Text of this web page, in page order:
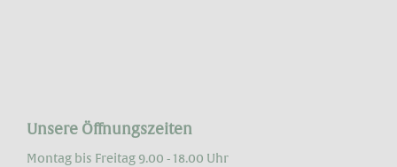
Unsere Öffnungszeiten
Montag bis Freitag 9.00 - 18.00 Uhr